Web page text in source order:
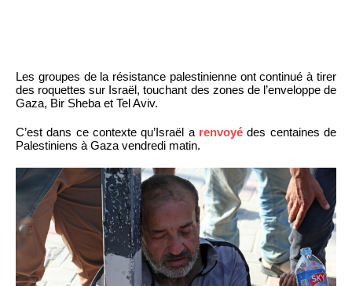
Les groupes de la résistance palestinienne ont continué à tirer
des roquettes sur Israël, touchant des zones de l’enveloppe de
Gaza, Bir Sheba et Tel Aviv.
C’est dans ce contexte qu’Israël a renvoyédes centaines de
Palestiniens à Gaza vendredi matin.